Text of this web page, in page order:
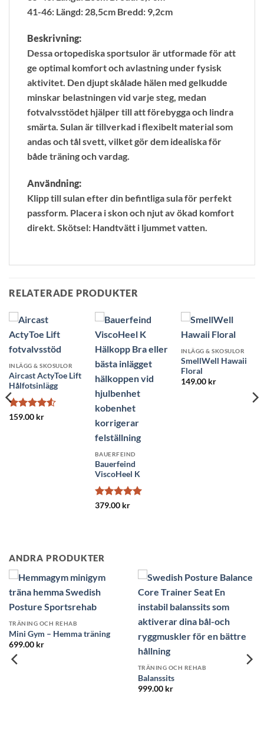
41-46: Längd: 28,5cm Bredd: 9,2cm
Beskrivning:
Dessa ortopediska sportsulor är utformade för att
ge optimal komfort och avlastning under fysisk
aktivitet. Den djupt skålade hälen med gelkudde
minskar belastningen vid varje steg, medan
fotvalvsstödet hjälper till att förebygga och lindra
smärta. Sulan är tillverkad i flexibelt material som
andas och tål svett, vilket gör dem idealiska för
både träning och vardag.
Användning:
Klipp till sulan efter din befintliga sula för perfekt
passform. Placera i skon och njut av ökad komfort
direkt. Skötsel: Handtvätt i ljummet vatten.
RELATERADE PRODUKTER
INLÄGG & SKOSULOR
Aircast ActyToe Lift
Hålfotsinlägg
Betygsatt
159.00 kr
BAUERFEIND
Bauerfeind
ViscoHeel K
Betygsatt
379.00 kr
INLÄGG & SKOSULOR
SmellWell Hawaii
Floral
149.00 kr
ANDRA PRODUKTER
TRÄNING OCH REHAB
Mini Gym – Hemma träning
699.00 kr
TRÄNING OCH REHAB
Balanssits
999.00 kr